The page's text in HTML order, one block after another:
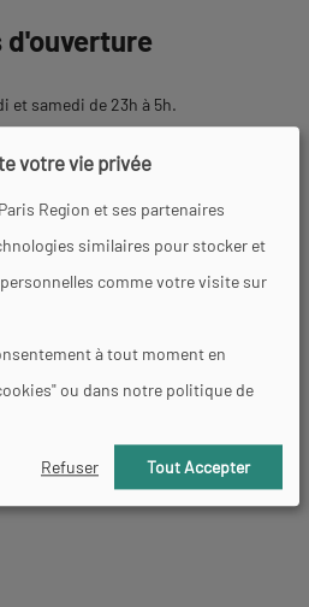
et samedi de 23h à 5h.
votre vie privée
Region et ses partenaires
similaires pour stocker et
comme votre visite sur
à tout moment en
ou dans notre politique de
Refuser Tout Accepter